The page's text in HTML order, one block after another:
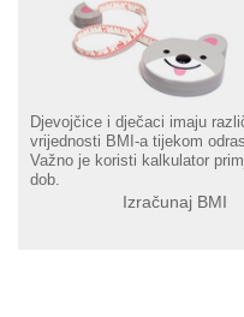
Djevojčice i dječaci imaju
vrijednosti BMI-a tijekom
Važno je koristi kalkulator
dob.
Izračunaj BMI